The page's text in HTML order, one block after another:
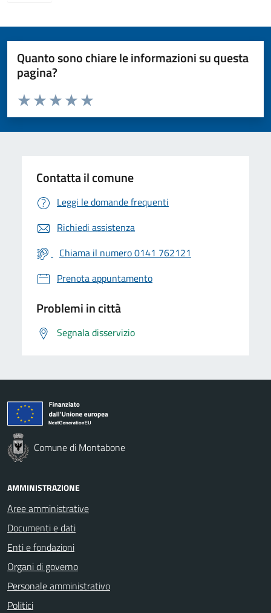
Quanto sono chiare le informazioni su questa
pagina?
Valuta da 1 a 5 stelle la pagina
Valuta 5 stelle su 5
Valuta 4 stelle su 5
Valuta 3 stelle su 5
Valuta 2 stelle su 5
Valuta 1 stelle su 5
Contatta il comune
Leggi le domande frequenti
Richiedi assistenza
Chiama il numero 0141 762121
Prenota appuntamento
Problemi in città
Segnala disservizio
Comune di Montabone
AMMINISTRAZIONE
Aree amministrative
Documenti e dati
Enti e fondazioni
Organi di governo
Personale amministrativo
Politici